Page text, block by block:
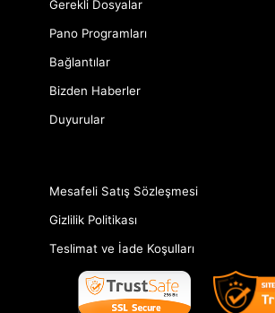
Gerekli Dosyalar
Pano Programları
Bağlantılar
Bizden Haberler
Duyurular
Mesafeli Satış Sözleşmesi
Gizlilik Politikası
Teslimat ve İade Koşulları